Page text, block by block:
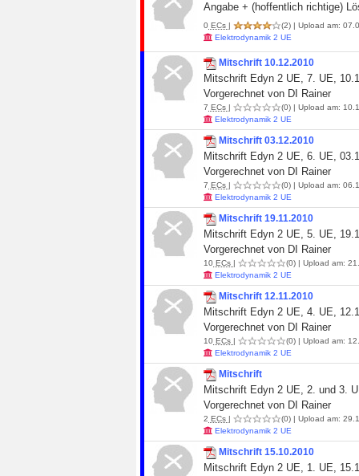
Angabe + (hoffentlich richtige)
0 ECs | (2) | Upload am:
Elektrodynamik 2 UE
Mitschrift 10.12.2010
Mitschrift Edyn 2 UE, 7. UE,
Vorgerechnet von DI Rainer
7 ECs | (0) | Upload am:
Elektrodynamik 2 UE
Mitschrift 03.12.2010
Mitschrift Edyn 2 UE, 6. UE,
Vorgerechnet von DI Rainer
7 ECs | (0) | Upload am:
Elektrodynamik 2 UE
Mitschrift 19.11.2010
Mitschrift Edyn 2 UE, 5. UE,
Vorgerechnet von DI Rainer
10 ECs | (0) | Upload am:
Elektrodynamik 2 UE
Mitschrift 12.11.2010
Mitschrift Edyn 2 UE, 4. UE,
Vorgerechnet von DI Rainer
10 ECs | (0) | Upload am:
Elektrodynamik 2 UE
Mitschrift
Mitschrift Edyn 2 UE, 2. und 3.
Vorgerechnet von DI Rainer
2 ECs | (0) | Upload am:
Elektrodynamik 2 UE
Mitschrift 15.10.2010
Mitschrift Edyn 2 UE, 1. UE,